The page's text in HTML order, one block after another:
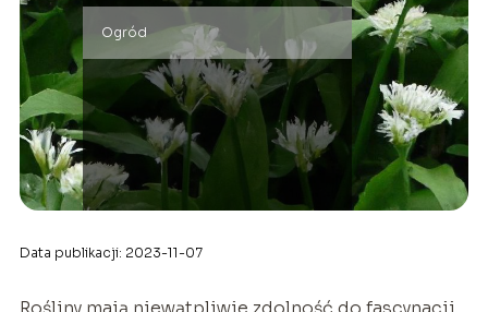
Ogród
Data publikacji: 2023-11-07